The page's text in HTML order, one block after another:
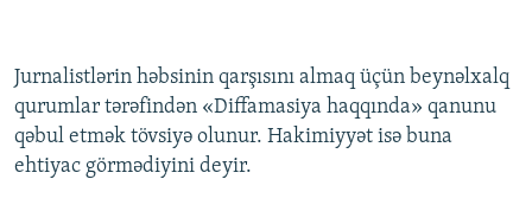
Jurnalistlərin həbsinin qarşısını almaq üçün beynəlxalq
qurumlar tərəfindən «Diffamasiya haqqında» qanunu
qəbul etmək tövsiyə olunur. Hakimiyyət isə buna
ehtiyac görmədiyini deyir.